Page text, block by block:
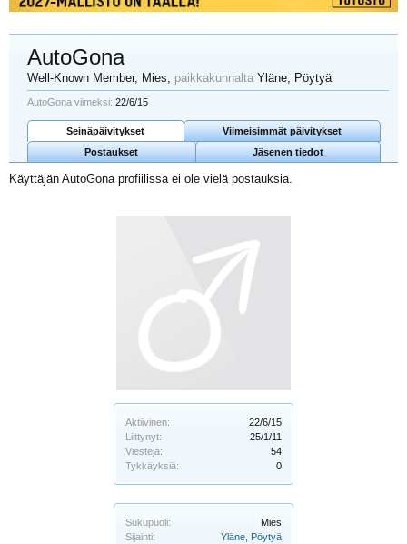
Aktiivinen:
22/6/15
Liittynyt:
25/1/11
Viestejä:
54
Tykkäyksiä:
0
Sukupuoli:
Mies
Sijainti:
Yläne, Pöytyä
AutoGona
Well-Known Member, Mies, paikkakunnalta Yläne, Pöytyä
AutoGona viimeksi: 22/6/15
Seinäpäivitykset
Viimeisimmät päivitykset
Postaukset
Jäsenen tiedot
Käyttäjän AutoGona profiilissa ei ole vielä postauksia.